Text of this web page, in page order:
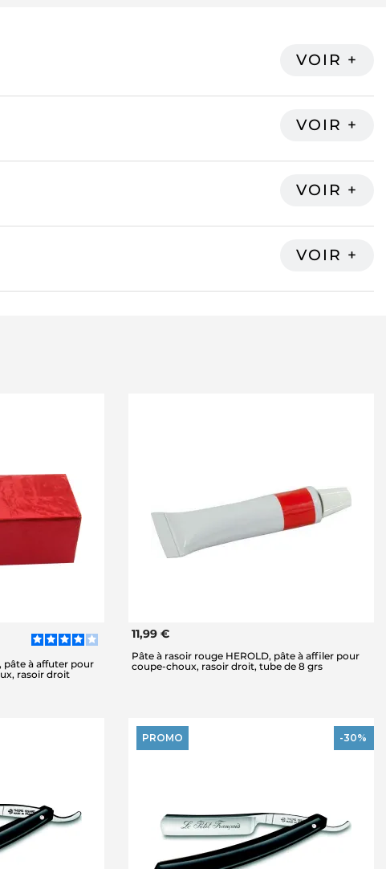
pâte à affuter pour
rasoir droit
11,99 €
Pâte à rasoir rouge HEROLD, pâte à affiler pour
coupe-choux, rasoir droit, tube de 8 grs
PROMO -30%